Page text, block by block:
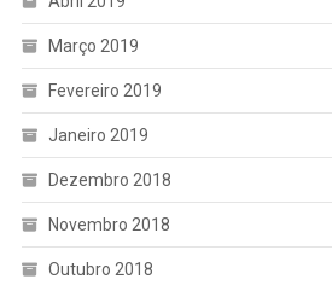
Março 2019
Fevereiro 2019
Janeiro 2019
Dezembro 2018
Novembro 2018
Outubro 2018